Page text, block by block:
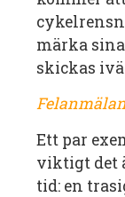
märka
skickas
Ett par
viktigt det
tid: en